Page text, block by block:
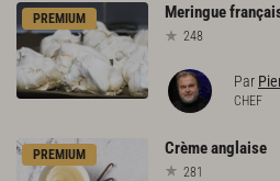
PREMIUM Meringue
248
Par
CHEF
PREMIUM Crèmeanglaise
281